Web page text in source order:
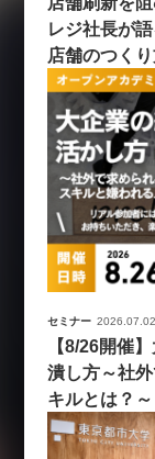
レジ社長が
店舗のつく
セミナー 2026.07.02
【8/26開催
潰し方～社
キルとは？～